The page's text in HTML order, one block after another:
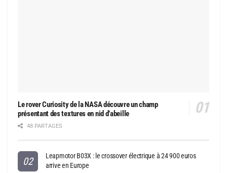
Le rover Curiosity de la NASA découvre un champ
présentant des textures en nid d’abeille
48 PARTAGES
Leapmotor B03X : le crossover électrique à 24 900 euros
arrive en Europe